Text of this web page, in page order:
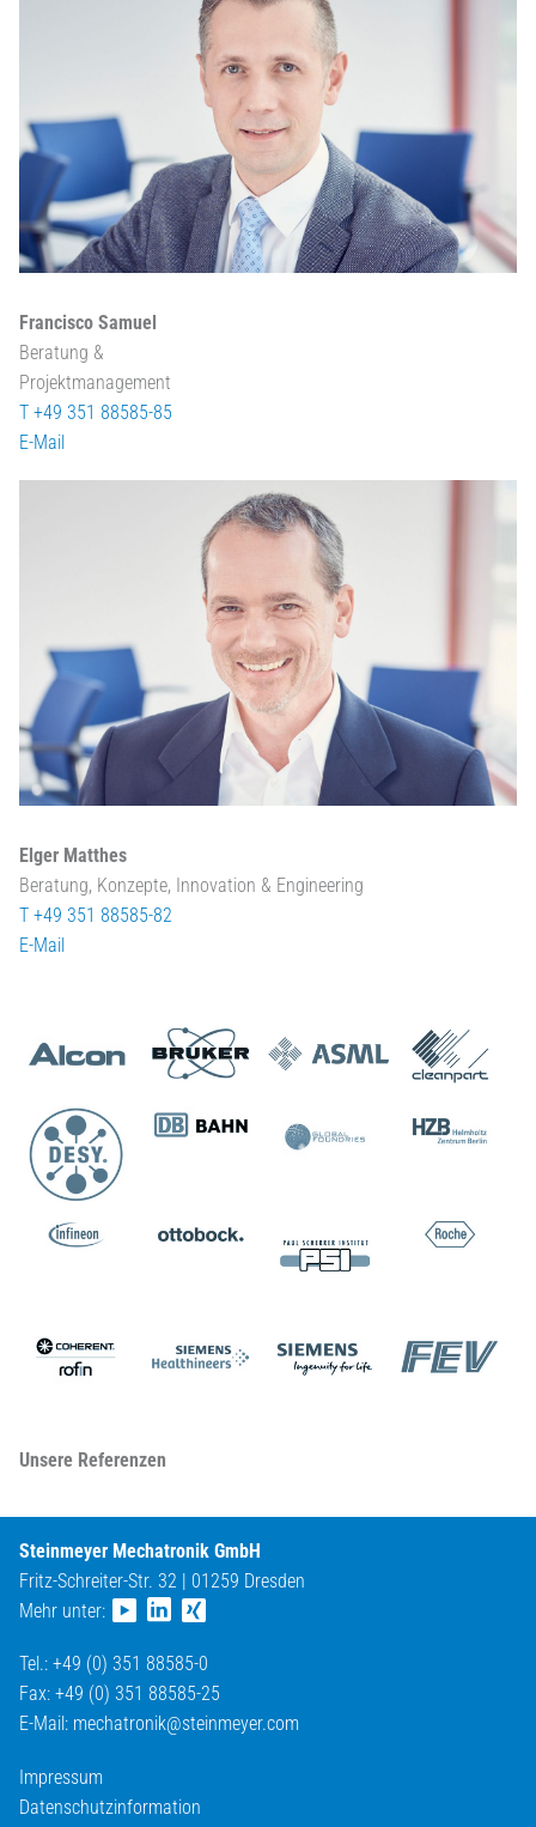
Francisco Samuel
Beratung &
Projektmanagement
T +49 351 88585-85
E-Mail
Elger Matthes
Beratung, Konzepte, Innovation & Engineering
T +49 351 88585-82
E-Mail
Unsere Referenzen
Steinmeyer Mechatronik GmbH
Fritz-Schreiter-Str. 32 | 01259 Dresden
Mehr unter:
Tel.: +49 (0) 351 88585-0
Fax: +49 (0) 351 88585-25
E-Mail: mechatronik@steinmeyer.com
Impressum
Datenschutzinformation